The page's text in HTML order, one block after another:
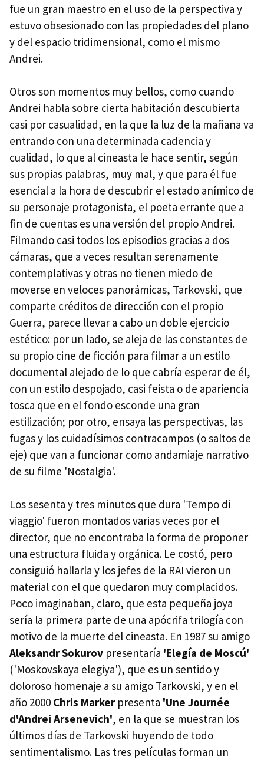
fue un gran maestro en el uso de la perspectiva y
estuvo obsesionado con las propiedades del plano
y del espacio tridimensional, como el mismo
Andrei.
Otros son momentos muy bellos, como cuando
Andrei habla sobre cierta habitación descubierta
casi por casualidad, en la que la luz de la mañana va
entrando con una determinada cadencia y
cualidad, lo que al cineasta le hace sentir, según
sus propias palabras, muy mal, y que para él fue
esencial a la hora de descubrir el estado anímico de
su personaje protagonista, el poeta errante que a
fin de cuentas es una versión del propio Andrei.
Filmando casi todos los episodios gracias a dos
cámaras, que a veces resultan serenamente
contemplativas y otras no tienen miedo de
moverse en veloces panorámicas, Tarkovski, que
comparte créditos de dirección con el propio
Guerra, parece llevar a cabo un doble ejercicio
estético: por un lado, se aleja de las constantes de
su propio cine de ficción para filmar a un estilo
documental alejado de lo que cabría esperar de él,
con un estilo despojado, casi feista o de apariencia
tosca que en el fondo esconde una gran
estilización; por otro, ensaya las perspectivas, las
fugas y los cuidadísimos contracampos (o saltos de
eje) que van a funcionar como andamiaje narrativo
de su filme 'Nostalgia'.
Los sesenta y tres minutos que dura 'Tempo di
viaggio' fueron montados varias veces por el
director, que no encontraba la forma de proponer
una estructura fluida y orgánica. Le costó, pero
consiguió hallarla y los jefes de la RAI vieron un
material con el que quedaron muy complacidos.
Poco imaginaban, claro, que esta pequeña joya
sería la primera parte de una apócrifa trilogía con
motivo de la muerte del cineasta. En 1987 su amigo
Aleksandr Sokurov presentaría 'Elegía de Moscú'
('Moskovskaya elegiya'), que es un sentido y
doloroso homenaje a su amigo Tarkovski, y en el
año 2000 Chris Markerpresenta 'Une Journée
d'Andrei Arsenevich', en la que se muestran los
últimos días de Tarkovski huyendo de todo
sentimentalismo. Las tres películas forman un